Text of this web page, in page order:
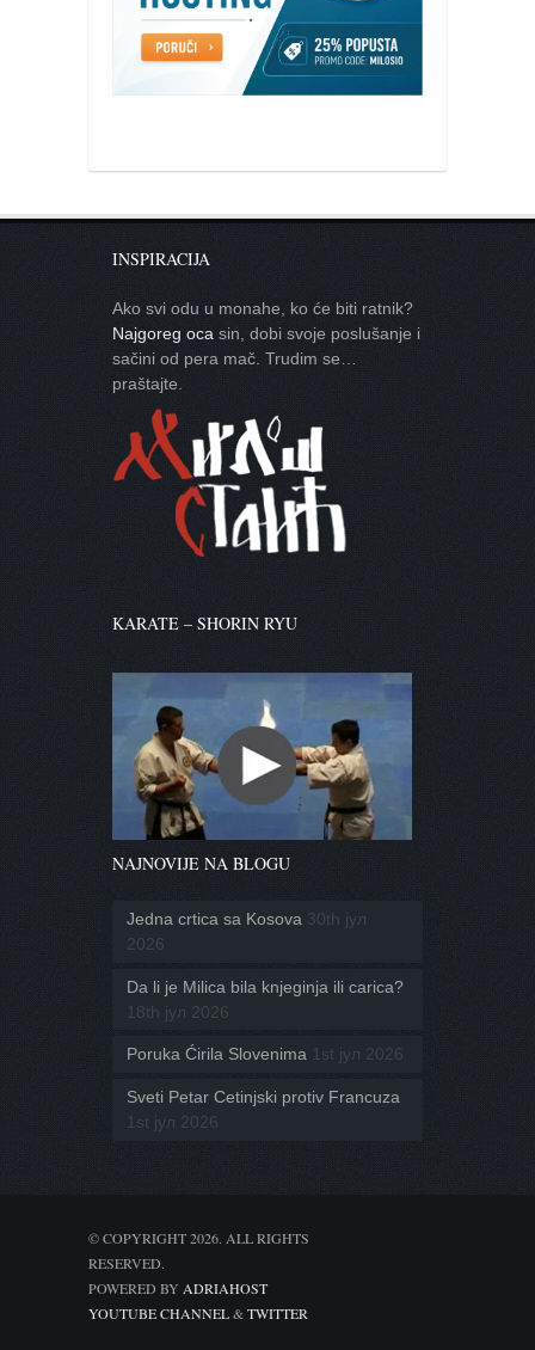
INSPIRACIJA
Ako svi odu u monahe, ko će biti ratnik?
Najgoreg oca sin, dobi svoje poslušanje i
sačini od pera mač. Trudim se…
praštajte.
KARATE – SHORIN RYU
NAJNOVIJE NA BLOGU
Jedna crtica sa Kosova 30th јул
2026
Da li je Milica bila knjeginja ili carica?
18th јул 2026
Poruka Ćirila Slovenima 1st јул 2026
Sveti Petar Cetinjski protiv Francuza
1st јул 2026
© COPYRIGHT 2026. ALL RIGHTS
RESERVED.
POWERED BY ADRIAHOST
YOUTUBE CHANNEL& TWITTER